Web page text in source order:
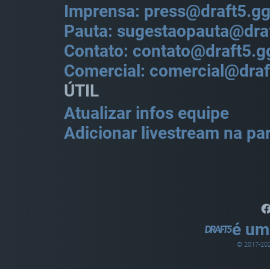
Imprensa: press@draft5.gg
Pauta:
Contato:
Comercial:
ÚTIL
Atualizar infos equipe
Adicionar livestream na
é
© 2017-